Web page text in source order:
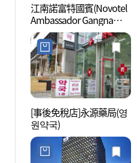
江南諾富特國賓(Novotel
Ambassador Gangnam)
(노보텔 앰배서더 강남)
[事後免稅店]永源藥局(영
원약국)